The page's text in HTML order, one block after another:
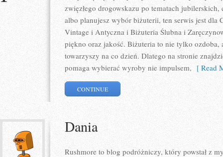
zwięzłego drogowskazu po tematach
albo planujesz wybór biżuterii, ten serwis jest dla
Vintage i Antyczna i Biżuteria Ślubna i
piękno oraz jakość. Biżuteria to nie tylko ozdoba,
towarzyszy na co dzień. Dlatego na stronie
pomaga wybierać wyroby nie impulsem, [ Read
CONTINUE
Dania
Rushmore to blog podróżniczy, który powstał z